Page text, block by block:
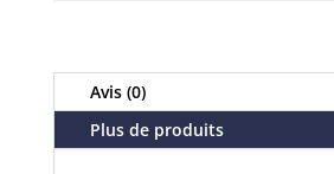
Avis (0)
Plus de produits